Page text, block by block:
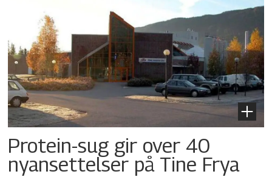
Protein-sug gir over 40
nyansettelser på Tine Frya